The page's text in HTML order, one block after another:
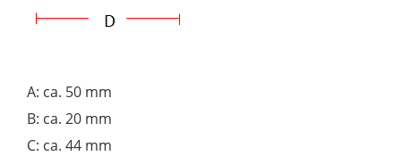
A: ca. 50 mm
B: ca. 20 mm
C: ca. 44 mm